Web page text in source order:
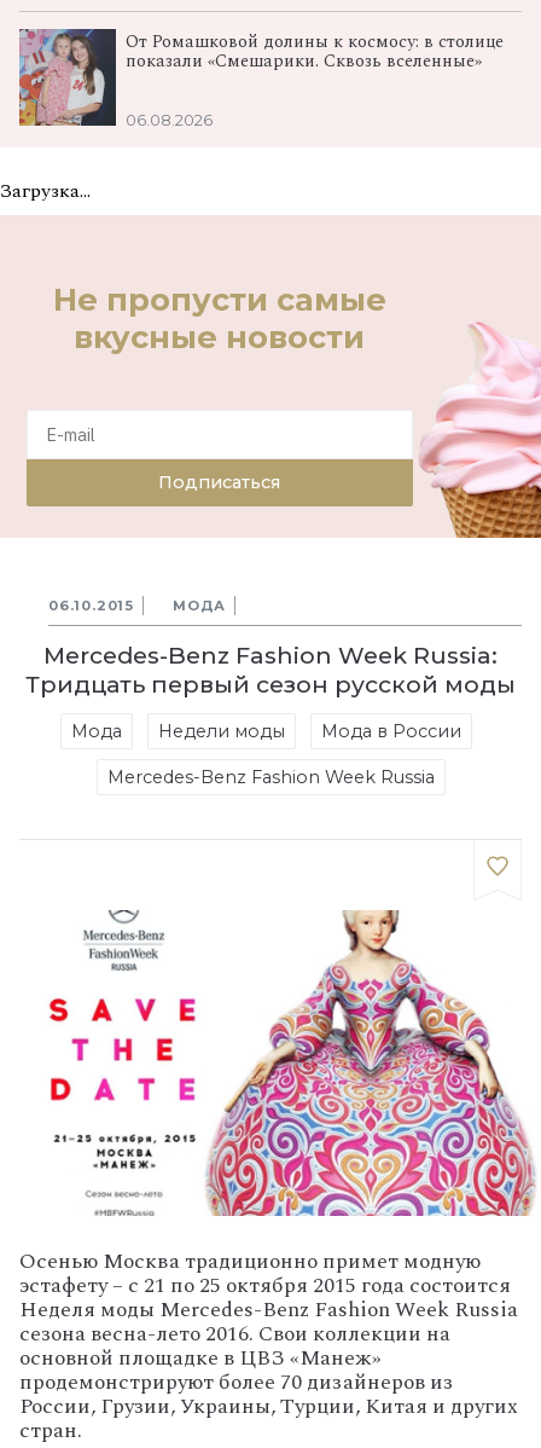
От Ромашковой долины к космосу: в столице
показали «Смешарики. Сквозь вселенные»
06.08.2026
Загрузка...
Не пропусти самые
вкусные новости
Подписаться
06.10.2015 МОДА
Mercedes-Benz Fashion Week Russia:
Тридцать первый сезон русской моды
Мода Недели моды Мода в России
Mercedes-Benz Fashion Week Russia
Осенью Москва традиционно примет модную
эстафету – с 21 по 25 октября 2015 года состоится
Неделя моды Mercedes-Benz Fashion Week Russia
сезона весна-лето 2016. Свои коллекции на
основной площадке в ЦВЗ «Манеж»
продемонстрируют более 70 дизайнеров из
России, Грузии, Украины, Турции, Китая и других
стран.